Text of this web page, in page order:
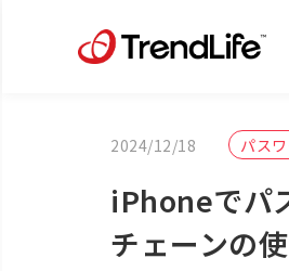
2024/12/18 パス
iPhoneでパ
チェーンの